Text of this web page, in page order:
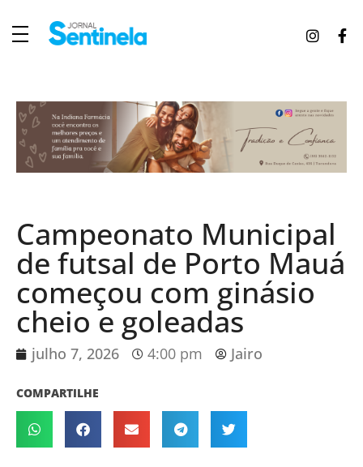
Campeonato Municipal
de futsal de Porto Mauá
começou com ginásio
cheio e goleadas
julho 7, 2026 4:00 pm Jairo
COMPARTILHE